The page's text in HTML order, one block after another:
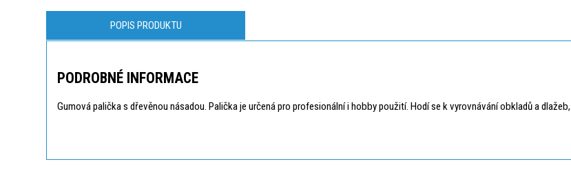
POPIS PRODUKTU
PODROBNÉ INFORMACE
Gumová palička s dřevěnou násadou. Palička je určená pro profesionální i hobby použití. Hodí se k vyrovnávání obkladů a